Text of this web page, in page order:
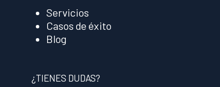
Servicios
Casos de éxito
Blog
¿TIENES DUDAS?